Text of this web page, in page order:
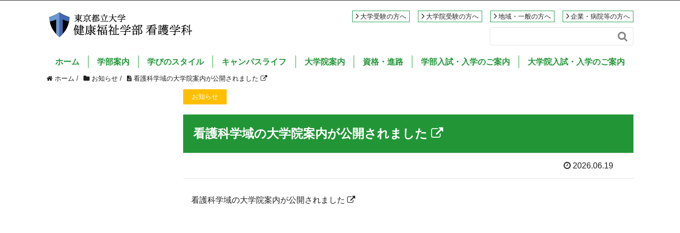
大学受験の方へ 大学院受験の方へ 地域・一般の方へ 企業・病院等の方へ

ホーム 学部案内 学びのスタイル キャンパスライフ 大学院案内 資格・進路 学部入試・入学のご案内 大学院入試・入学のご案内
ホーム / お知らせ / 看護科学域の大学院案内が公開されました
お知らせ
看護科学域の大学院案内が公開されました
2026.06.19
看護科学域の大学院案内が公開されました